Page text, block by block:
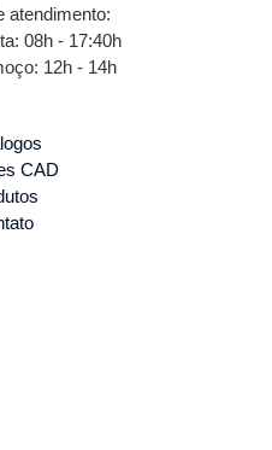
atendimento:
08h - 17:40h
12h - 14h
CAD